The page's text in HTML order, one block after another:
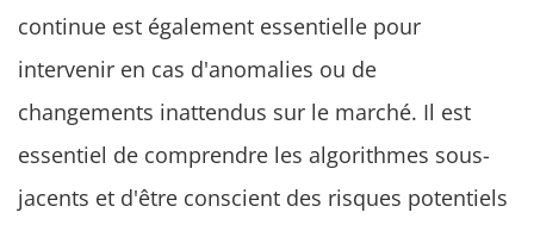
continue est également essentielle pour
intervenir en cas d'anomalies ou de
changements inattendus sur le marché. Il est
essentiel de comprendre les algorithmes sous-
jacents et d'être conscient des risques potentiels